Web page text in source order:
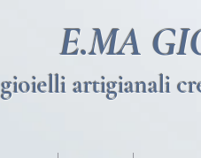
E.MA
gioielli artigianali